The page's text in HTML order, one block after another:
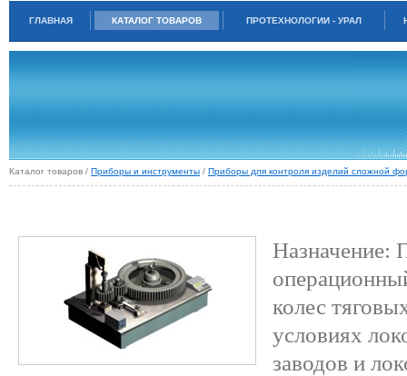
ГЛАВНАЯ КАТАЛОГ ТОВАРОВ ПРОТЕХНОЛОГИИ - УРАЛ
Каталог товаров / Приборы и инструменты / Приборы для контроля изделий сложной
Назначение:
колес
условиях
заводов и